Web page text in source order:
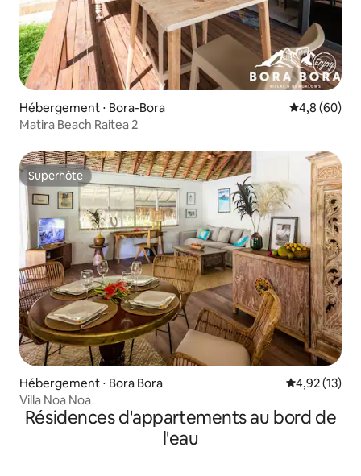
Hébergement ⋅ Bora-Bora Évaluation
4,8 (60)
Matira Beach Raitea 2
Superhôte
Superhôte
Hébergement ⋅ Bora Bora Évaluation
4,92 (13)
Villa Noa Noa
Résidences d'appartements au bord de
l'eau